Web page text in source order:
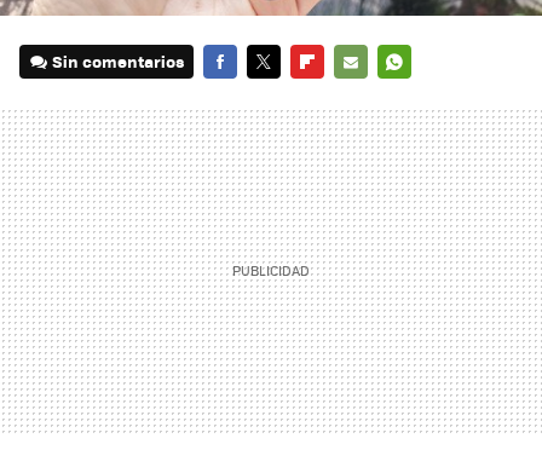
Sin comentarios
MAIL